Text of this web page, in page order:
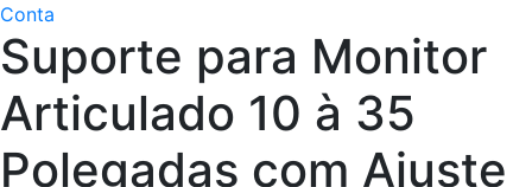
Conta
Suporte para Monitor
Articulado 10 à 35
Polegadas com Ajuste